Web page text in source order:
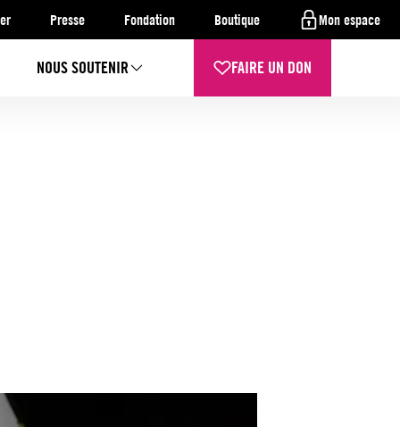
Presse Fondation Boutique Mon espace
NOUS SOUTENIR FAIRE UN DON